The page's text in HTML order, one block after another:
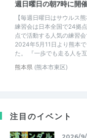
週日曜日の朝7時に開催
【毎週日曜日はサウルス
練習会は日本全国で24拠
点で活動する人気の練習
2024年5月11日より熊本
た。 『一歩でも走る人を
熊本県 (熊本市東区)
注目のイベント